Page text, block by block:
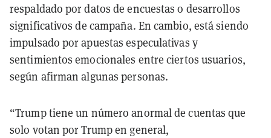
respaldado por datos de encuestas o desarrollos
significativos de campaña. En cambio, está siendo
impulsado por apuestas especulativas y
sentimientos emocionales entre ciertos usuarios,
según afirman algunas personas.
“Trump tiene un número anormal de cuentas que
solo votan por Trump en general,